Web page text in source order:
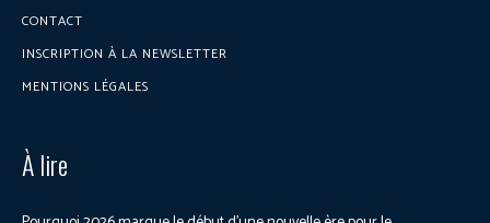
CONTACT
INSCRIPTION À LA NEWSLETTER
MENTIONS LÉGALES
À lire